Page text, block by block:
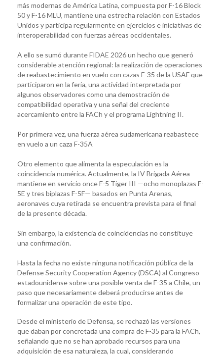
más modernas de América Latina, compuesta por F-16 Block
50 y F-16 MLU, mantiene una estrecha relación con Estados
Unidos y participa regularmente en ejercicios e iniciativas de
interoperabilidad con fuerzas aéreas occidentales.
A ello se sumó durante FIDAE 2026 un hecho que generó
considerable atención regional: la realización de operaciones
de reabastecimiento en vuelo con cazas F-35 de la USAF que
participaron en la feria, una actividad interpretada por
algunos observadores como una demostración de
compatibilidad operativa y una señal del creciente
acercamiento entre la FACh y el programa Lightning II.
Por primera vez, una fuerza aérea sudamericana reabastece
en vuelo a un caza F-35A
Otro elemento que alimenta la especulación es la
coincidencia numérica. Actualmente, la IV Brigada Aérea
mantiene en servicio once F-5 Tiger III —ocho monoplazas F-
5E y tres biplazas F-5F— basados en Punta Arenas,
aeronaves cuya retirada se encuentra prevista para el final
de la presente década.
Sin embargo, la existencia de coincidencias no constituye
una confirmación.
Hasta la fecha no existe ninguna notificación pública de la
Defense Security Cooperation Agency (DSCA) al Congreso
estadounidense sobre una posible venta de F-35 a Chile, un
paso que necesariamente deberá producirse antes de
formalizar una operación de este tipo.
Desde el ministerio de Defensa, se rechazó las versiones
que daban por concretada una compra de F-35 para la FACh,
señalando que no se han aprobado recursos para una
adquisición de esa naturaleza, la cual, considerando